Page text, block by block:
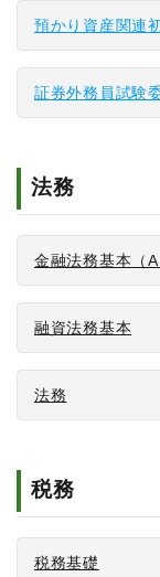
預かり資産関連
証券外務員試験
法務
金融法務基本（A
融資法務基本
法務
税務
税務基礎